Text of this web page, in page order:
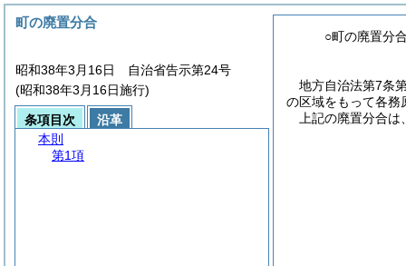
○町の廃置分
地方自治法第7条
の区域をもって各務
上記の廃置分合
町の廃置分合
昭和38年3月16日 自治省告示第24号
(昭和38年3月16日施行)
条項目次
沿革
本則
第1項